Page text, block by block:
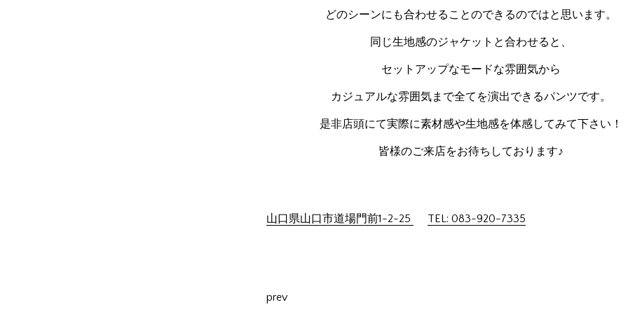
どのシーンにも合わせることのできるのではと思います。
同じ生地感のジャケットと合わせると、
セットアップなモードな雰囲気から
カジュアルな雰囲気まで全てを演出できるパンツです。
是非店頭にて実際に素材感や生地感を体感してみて下さい！
皆様のご来店をお待ちしております♪
山口県山口市道場門前1-2-25 TEL: 083-920-7335
prev